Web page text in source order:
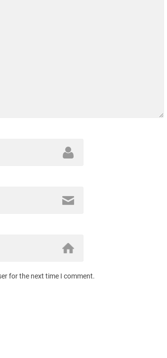
for the next time I comment.